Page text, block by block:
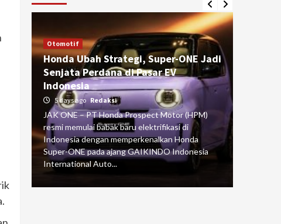
Otomotif
Honda Ubah Strategi, Super-ONE Jadi
Senjata Perdana di Pasar EV
Indonesia
5 days ago Redaksi
JAK ONE – PT Honda Prospect Motor (HPM)
resmi memulai babak baru elektrifikasi di
Indonesia dengan memperkenalkan Honda
Super-ONE pada ajang GAIKINDO Indonesia
International Auto...